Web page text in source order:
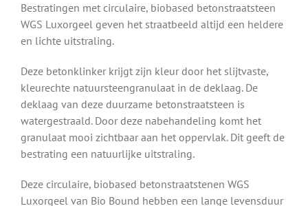
Bestratingen met circulaire, biobased betonstraatsteen
WGS Luxorgeel geven het straatbeeld altijd een heldere
en lichte uitstraling.
Deze betonklinker krijgt zijn kleur door het slijtvaste,
kleurechte natuursteengranulaat in de deklaag. De
deklaag van deze duurzame betonstraatsteen is
watergestraald. Door deze nabehandeling komt het
granulaat mooi zichtbaar aan het oppervlak. Dit geeft de
bestrating een natuurlijke uitstraling.
Deze circulaire, biobased betonstraatstenen WGS
Luxorgeel van Bio Bound hebben een lange levensduur